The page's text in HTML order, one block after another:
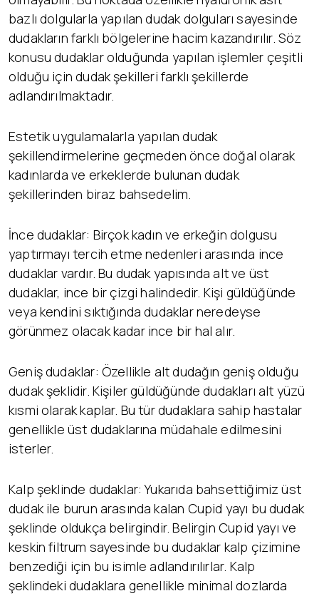
bazlı dolgularla yapılan dudak dolguları sayesinde
dudakların farklı bölgelerine hacim kazandırılır. Söz
konusu dudaklar olduğunda yapılan işlemler çeşitli
olduğu için dudak şekilleri farklı şekillerde
adlandırılmaktadır.
Estetik uygulamalarla yapılan dudak
şekillendirmelerine geçmeden önce doğal olarak
kadınlarda ve erkeklerde bulunan dudak
şekillerinden biraz bahsedelim.
İnce dudaklar: Birçok kadın ve erkeğin dolgusu
yaptırmayı tercih etme nedenleri arasında ince
dudaklar vardır. Bu dudak yapısında alt ve üst
dudaklar, ince bir çizgi halindedir. Kişi güldüğünde
veya kendini sıktığında dudaklar neredeyse
görünmez olacak kadar ince bir hal alır.
Geniş dudaklar: Özellikle alt dudağın geniş olduğu
dudak şeklidir. Kişiler güldüğünde dudakları alt yüzü
kısmi olarak kaplar. Bu tür dudaklara sahip hastalar
genellikle üst dudaklarına müdahale edilmesini
isterler.
Kalp şeklinde dudaklar: Yukarıda bahsettiğimiz üst
dudak ile burun arasında kalan Cupid yayı bu dudak
şeklinde oldukça belirgindir. Belirgin Cupid yayı ve
keskin filtrum sayesinde bu dudaklar kalp çizimine
benzediği için bu isimle adlandırılırlar. Kalp
şeklindeki dudaklara genellikle minimal dozlarda